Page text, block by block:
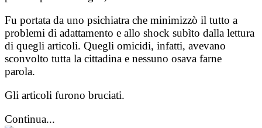
Fu portata da uno psichiatra che minimizzò il tutto a
problemi di adattamento e allo shock subìto dalla lettura
di quegli articoli. Quegli omicidi, infatti, avevano
sconvolto tutta la cittadina e nessuno osava farne
parola.
Gli articoli furono bruciati.
Continua...